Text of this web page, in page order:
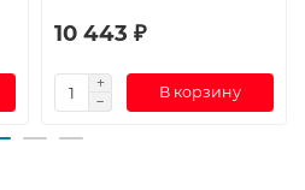
10 443 ₽
В корзину